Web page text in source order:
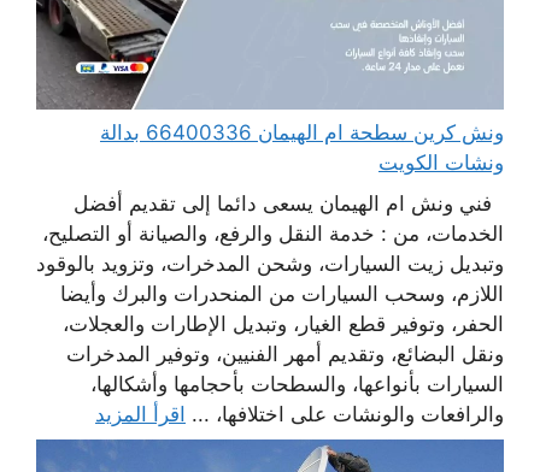
ونش كرين سطحة ام الهيمان 66400336 بدالة
ونشات الكويت
فني ونش ام الهيمان يسعى دائما إلى تقديم أفضل
الخدمات، من : خدمة النقل والرفع، والصيانة أو التصليح،
وتبديل زيت السيارات، وشحن المدخرات، وتزويد بالوقود
اللازم، وسحب السيارات من المنحدرات والبرك وأيضا
الحفر، وتوفير قطع الغيار، وتبديل الإطارات والعجلات،
ونقل البضائع، وتقديم أمهر الفنيين، وتوفير المدخرات
السيارات بأنواعها، والسطحات بأحجامها وأشكالها،
والرافعات والونشات على اختلافها، ... اقرأ المزيد